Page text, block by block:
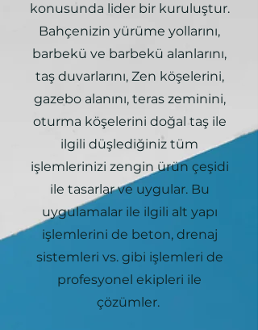
konusunda lider bir kuruluştur.
Bahçenizin yürüme yollarını,
barbekü ve barbekü alanlarını,
taş duvarlarını, Zen köşelerini,
gazebo alanını, teras zeminini,
oturma köşelerini doğal taş ile
ilgili düşlediğiniz tüm
işlemlerinizi zengin ürün çeşidi
ile tasarlar ve uygular. Bu
uygulamalar ile ilgili alt yapı
işlemlerini de beton, drenaj
sistemleri vs. gibi işlemleri de
profesyonel ekipleri ile
çözümler.